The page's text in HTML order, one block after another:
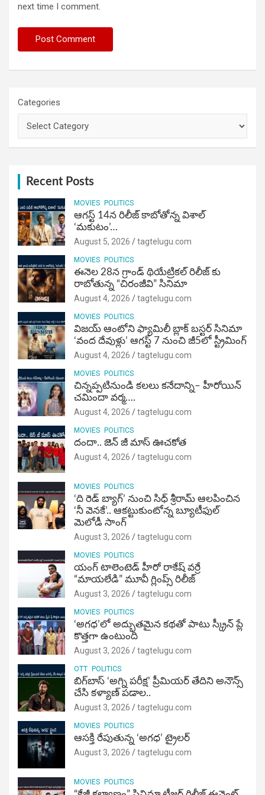
next time I comment.
Categories
Recent Posts
MOVIES POLITICS
ఆగస్ట్ 14న రిలీజ్ కాబోతోన్న విశాల్
‘మకుటం’…
August 5, 2026 tagtelugu.com
MOVIES POLITICS
ఈనెల 28న గ్రాండ్ థియేట్రికల్ రిలీజ్ కు
రాబోతున్న “చిరంజీవి” సినిమా
August 4, 2026 tagtelugu.com
MOVIES POLITICS
విజ‌య్ ఆంటోని ఫ్యామిలీ బ్లాక్ బ‌స్ట‌ర్‌ సినిమా
‘వంద దేవుళ్లు’ ఆగస్ట్ 7 నుంచి జీ5లో స్ట్రీమింగ్
August 4, 2026 tagtelugu.com
MOVIES POLITICS
చిన్నప్పటినుండి కలలు కనేదాన్ని– హీరోయిన్‌
చమిందా వర్మ….
August 4, 2026 tagtelugu.com
MOVIES POLITICS
దందా.. జెన్ జీ మాస్ ఊచకోత
August 4, 2026 tagtelugu.com
MOVIES POLITICS
‘ది రెడ్ బ్యాగ్’ నుంచి సిధ్ శ్రీరామ్ ఆలపించిన
‘నీ వెనకే’.. ఆకట్టుకుంటోన్న బ్యూటీఫుల్
మెలోడీ సాంగ్
August 3, 2026 tagtelugu.com
MOVIES POLITICS
యంగ్ టాలెంటెడ్ హీరో రాకేష్ వర్రే
“మాయలేడి” మూవీ గ్లింప్స్ రిలీజ్
August 3, 2026 tagtelugu.com
MOVIES POLITICS
‘అగధ’లో అద్భుతమైన కథతో పాటు స్క్రీన్ ప్లే
కొత్తగా ఉంటుంది
August 3, 2026 tagtelugu.com
OTT POLITICS
బిగ్‌బాస్ ‘అగ్ని ప‌రీక్ష‌’ ప్రీమియర్ తేదిని అనౌన్స్
చేసి కళ్యాణ్ పడాల..
August 3, 2026 tagtelugu.com
MOVIES POLITICS
ఆసక్తి రేపుతున్న ‘అగధ’ ట్రైలర్
August 3, 2026 tagtelugu.com
MOVIES POLITICS